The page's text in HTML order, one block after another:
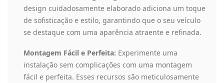
design cuidadosamente elaborado adiciona um toque
de sofisticação e estilo, garantindo que o seu veículo
se destaque com uma aparência atraente e refinada.
Montagem Fácil e Perfeita: Experimente uma
instalação sem complicações com uma montagem
fácil e perfeita. Esses recursos são meticulosamente